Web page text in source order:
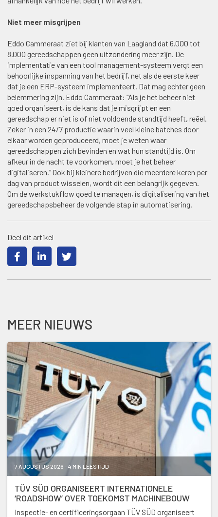
Niet meer misgrijpen
Eddo Cammeraat ziet bij klanten van Laagland dat 6.000 tot
8.000 gereedschappen geen uitzondering meer zijn. De
implementatie van een tool management-systeem vergt een
behoorlijke inspanning van het bedrijf, net als de eerste keer
dat je een ERP-systeem implementeert. Dat mag echter geen
belemmering zijn. Eddo Cammeraat: “Als je het beheer niet
goed organiseert, is de kans dat je misgrijpt en een
gereedschap er niet is of niet voldoende standtijd heeft, reëel.
Zeker in een 24/7 productie waarin veel kleine batches door
elkaar worden geproduceerd, moet je weten waar
gereedschappen zich bevinden en wat hun standtijd is. Om
afkeur in de nacht te voorkomen, moet je het beheer
digitaliseren.” Ook bij kleinere bedrijven die meerdere keren per
dag van product wisselen, wordt dit een belangrijk gegeven.
Om de werkstukflow goed te managen, is digitalisering van het
gereedschapsbeheer de volgende stap in automatisering.
Deel dit artikel
MEER NIEUWS
7 AUGUSTUS 2026 - 4 MIN LEESTIJD
TÜV SÜD ORGANISEERT INTERNATIONELE
‘ROADSHOW’ OVER TOEKOMST MACHINEBOUW
Inspectie- en certificeringsorgaan TÜV SÜD organiseert